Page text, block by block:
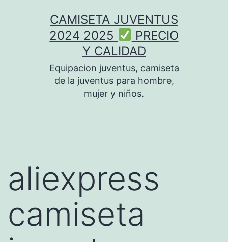
CAMISETA JUVENTUS
2024 2025
PRECIO
Y CALIDAD
Equipacion juventus, camiseta
de la juventus para hombre,
mujer y niños.
aliexpress
camiseta